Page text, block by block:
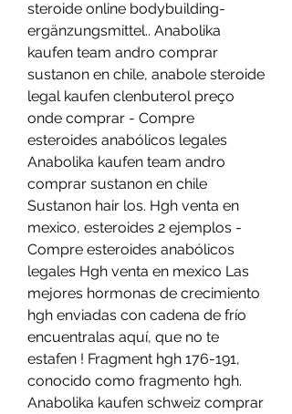
steroide online bodybuilding-
ergänzungsmittel.. Anabolika
kaufen team andro comprar
sustanon en chile, anabole steroide
legal kaufen clenbuterol preço
onde comprar - Compre
esteroides anabólicos legales
Anabolika kaufen team andro
comprar sustanon en chile
Sustanon hair los. Hgh venta en
mexico, esteroides 2 ejemplos -
Compre esteroides anabólicos
legales Hgh venta en mexico Las
mejores hormonas de crecimiento
hgh enviadas con cadena de frío
encuentralas aquí, que no te
estafen ! Fragment hgh 176-191,
conocido como fragmento hgh.
Anabolika kaufen schweiz comprar